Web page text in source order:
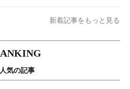
新着記事をもっと見る
ANKING
人気の記事